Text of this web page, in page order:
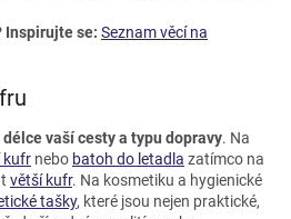
Inspirujte se: Seznam věcí na
délce vaší cesty a typu dopravy. Na
kufr nebo batoh do letadla zatímco na
větší kufr. Na kosmetiku a hygienické
tašky, které jsou nejen praktické,